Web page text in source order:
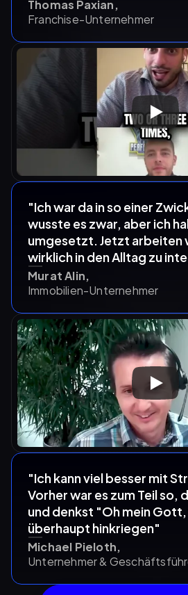
Thomas Paxian,
Franchise-Unternehmer
"Ich war da in so einer
wusste es zwar, aber ich
umgesetzt. Jetzt arbeiten
wirklich in den Alltag zu
Murat Alin,
Immobilien-Unternehmer
"Ich kann viel besser mit
Vorher war es zum Teil so,
und denkst "Oh mein Gott,
überhaupt hinkriegen"
Michael Pieloth,
Unternehmer &